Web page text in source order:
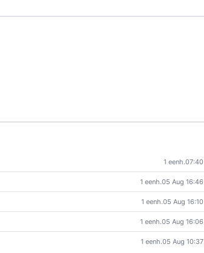
1 eenh.07:40
1 eenh.05 Aug 16:46
1 eenh.05 Aug 16:10
1 eenh.05 Aug 16:06
1 eenh.05 Aug 10:37